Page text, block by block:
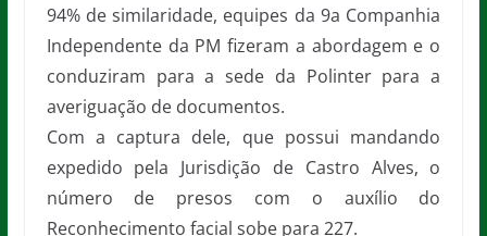
94% de similaridade, equipes da 9a Companhia
Independente da PM fizeram a abordagem e o
conduziram para a sede da Polinter para a
averiguação de documentos.
Com a captura dele, que possui mandando
expedido pela Jurisdição de Castro Alves, o
número de presos com o auxílio do
Reconhecimento facial sobe para 227.